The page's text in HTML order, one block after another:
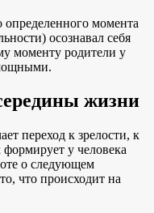
момента
осознавал себя
моменту родители у
жизни
переход к зрелости, к
у человека
о следующем
что происходит на